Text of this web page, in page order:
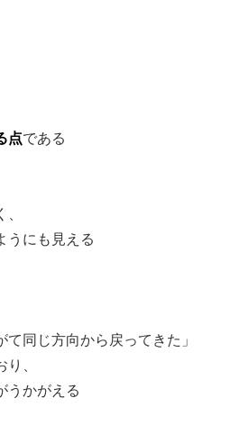
点である
うにも見える
て同じ方向から戻ってきた」
、
うかがえる